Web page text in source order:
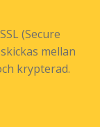
(Secure
mellan
krypterad.